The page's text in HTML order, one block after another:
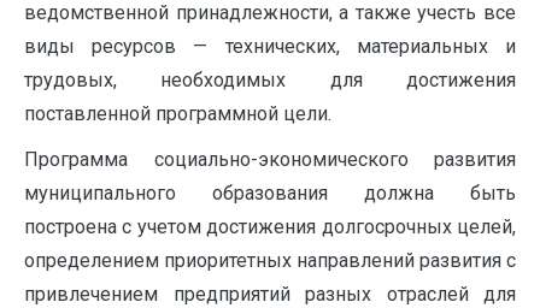
ведомственной принадлежности, а также учесть все
виды ресурсов — технических, материальных и
трудовых, необходимых для достижения
поставленной программной цели.
Программа социально-экономического развития
муниципального образования должна быть
построена с учетом достижения долгосрочных целей,
определением приоритетных направлений развития с
привлечением предприятий разных отраслей для